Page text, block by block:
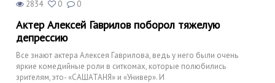
2834 0 0
Актер Алексей Гаврилов поборол тяжелую
депрессию
Все знают актера Алексея Гаврилова, ведь у него были очень
яркие комедийные роли в ситкомах, которые полюбились
зрителям, это- «САШАТАНЯ» и «Универ». И